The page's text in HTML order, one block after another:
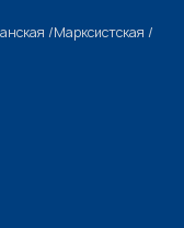
/Марксистская /